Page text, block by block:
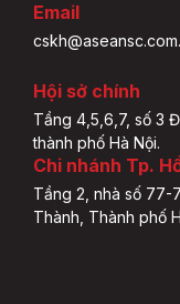
Email
Hội sở chính
Tầng 4,5,6,7, số 3
thành phố Hà Nội.
Chi nhánh Tp.
Tầng 2, nhà số 77-
Thành, Thành phố